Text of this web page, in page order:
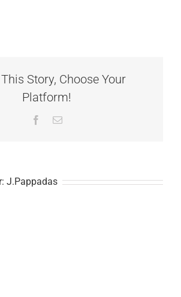
Story, Choose Your
Platform!
Facebook
Email
J.Pappadas